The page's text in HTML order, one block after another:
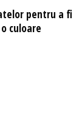
pentru a fi
culoare